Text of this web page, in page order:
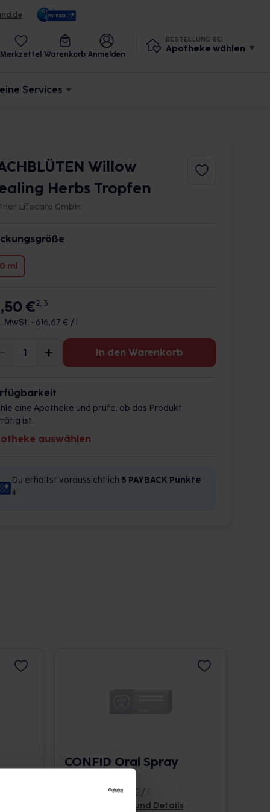
Merkzettel Warenkorb Anmelden
BESTELLUNG BEI
Apotheke wählen
Services
Willow
Herbs Tropfen
Lifecare GmbH
ml
€2, 3
MwSt. • 616,67 € / l
In den Warenkorb
eine Apotheke und prüfe, ob das Produkt
ist.
auswählen
Du erhältst voraussichtlich 5 PAYBACK Punkte
4
CONFID Oral Spray
30 ml • 563,33 € / l
Pflichtangaben und Details